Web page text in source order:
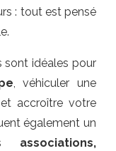
: tout est pensé
sont idéales pour
, véhiculer une
accroître votre
également un
associations,